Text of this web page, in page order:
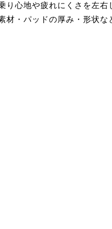
り心地や疲れにくさを左右
材・パッドの厚み・形状な